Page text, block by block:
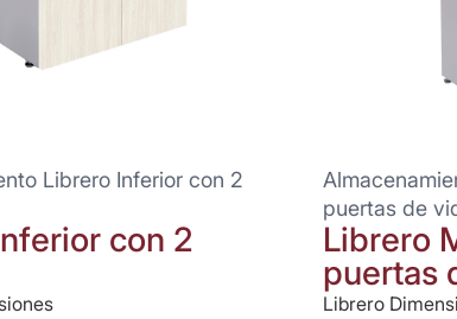
Librero Inferior con 2
con 2
puertas de
Librero
puertas
Librero